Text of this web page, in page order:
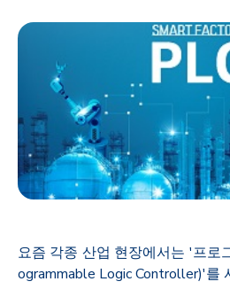
요​즘 각종 산업 현장에서는 '프로
ogrammable Logic Controller)'를